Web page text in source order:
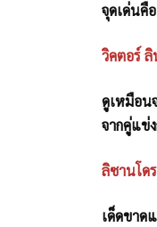
จุดเด่นคื
วิคตอร์ ลิ
ดูเหมือน
จากคู่แข่
ลิซานโด
เด็ดขาด